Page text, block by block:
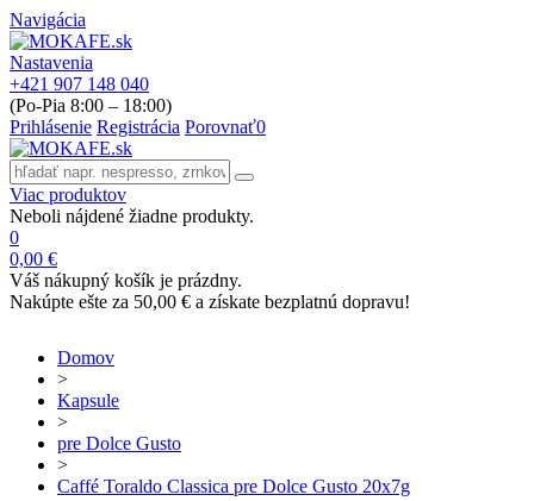
Navigácia
Nastavenia
‭+421 907 148 040
(Po-Pia 8:00 – 18:00)
Prihlásenie Registrácia Porovnať0
Viac produktov
Neboli nájdené žiadne produkty.
0
0,00 €
Váš nákupný košík je prázdny.
Nakúpte ešte za 50,00 € a získate bezplatnú dopravu!
Domov
>
Kapsule
>
pre Dolce Gusto
>
Caffé Toraldo Classica pre Dolce Gusto 20x7g